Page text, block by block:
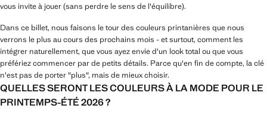
vous invite à jouer (sans perdre le sens de l'équilibre).
Dans ce billet, nous faisons le tour des couleurs printanières que nous
verrons le plus au cours des prochains mois - et surtout, comment les
intégrer naturellement, que vous ayez envie d'un look total ou que vous
préfériez commencer par de petits détails. Parce qu'en fin de compte, la clé
n'est pas de porter "plus", mais de mieux choisir.
QUELLES SERONT LES COULEURS À LA MODE POUR LE
PRINTEMPS-ÉTÉ 2026 ?